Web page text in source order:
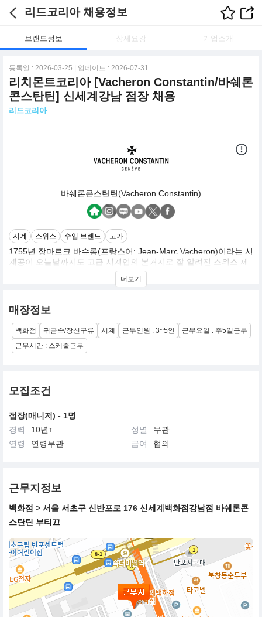
리드코리아 채용정보
브랜드정보 상세요강 기업소개
등록일 : 2026-03-25 | 업데이트 : 2026-07-31
리치몬트코리아 [Vacheron Constantin/바쉐론
콘스탄틴] 신세계강남 점장 채용
리드코리아
바쉐론콘스탄틴(Vacheron Constantin)
시계 스위스 수입 브랜드 고가
1755년 장마르크 바슈롱(프랑스어: Jean-Marc Vacheron)이라는 시
계공이 오늘날까지도 고급 시계업의 본거지로 잘 알려진 스위스 제
네바 중심에 작업장을 설립, 같은 해 그의 시계 제조 노하우를 전수
하기 위한 공식 견습생을 고용한 것이 바쉐론 콘스탄틴의 시작이며
랑스 나폴레옹 1세, 대한제국 순종 황제가 애용했던 시계로도 유명
하다.
더보기
매장정보
백화점 귀금속/장신구류 시계 근무인원 : 3~5인
근무요일 : 주5일근무
근무시간 : 스케줄근무
모집조건
점장(매니저) - 1명
경력
10년↑ 성별
무관
연령
연령무관 급여 협의
근무지정보
백화점 > 서울 서초구 신반포로 176 신세계백화점강남점 바쉐론콘
스탄틴 부티끄